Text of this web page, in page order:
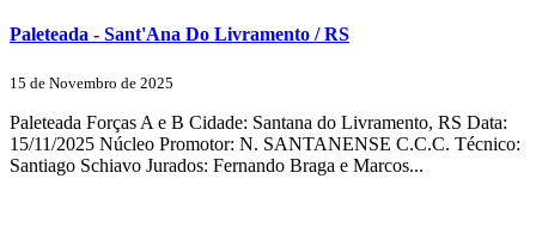
Paleteada - Sant'Ana Do Livramento / RS
15 de Novembro de 2025
Paleteada Forças A e B Cidade: Santana do Livramento, RS Data:
15/11/2025 Núcleo Promotor: N. SANTANENSE C.C.C. Técnico:
Santiago Schiavo Jurados: Fernando Braga e Marcos...